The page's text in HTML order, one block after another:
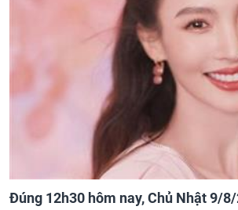
Đúng 12h30 hôm nay, Chủ Nhật 9/